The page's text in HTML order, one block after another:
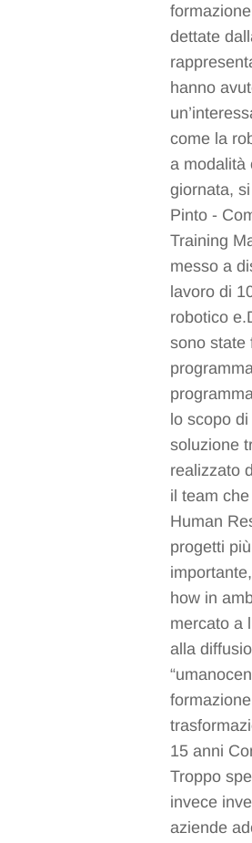
dettate
hanno
come la
a modalità
giornata,
Pinto -
Training
messo a
lavoro di
robotico
sono state
lo scopo
soluzione
realizzato
il team
Human
progetti
how in
mercato a
alla
15 anni
Troppo
invece
aziende